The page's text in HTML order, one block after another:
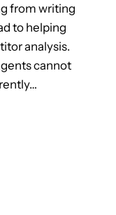
from writing
to helping
analysis.
cannot